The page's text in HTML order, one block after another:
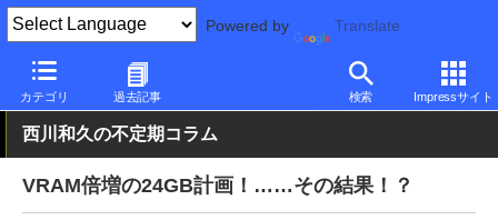
Powered by Translate
カテゴリ 過去記事 検索 Impressサイト
PC Watch 市場 AI
西川和久の不定期コラム
VRAM倍増の24GB計画！……その結果！？